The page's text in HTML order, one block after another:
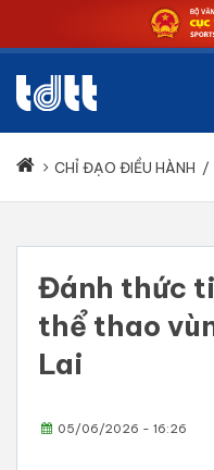
CHỈ ĐẠO ĐIỀU HÀNH /
Đánh thức
thể thao
Lai
05/06/2026 - 16:26